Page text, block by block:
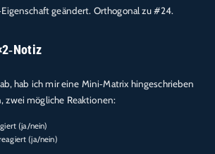
geändert. Orthogonal zu #24.
hab ich mir eine Mini‑Matrix hingeschrieben
zwei mögliche Reaktionen:
(ja/nein)
(ja/nein)